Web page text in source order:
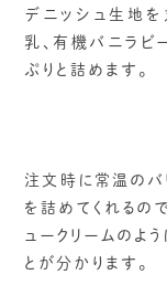
デニッシュ生地を
乳、有機バニラビ
ぷりと詰めます。
注文時に常温のバ
を詰めてくれるの
ュークリームのよ
とが分かります。